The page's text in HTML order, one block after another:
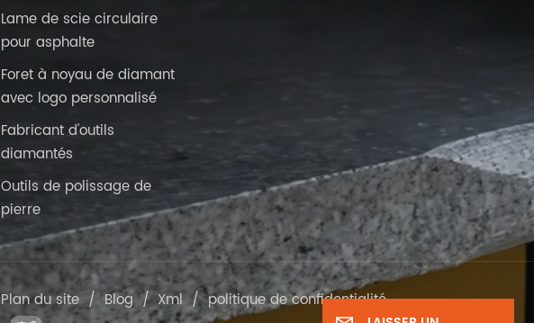
Lame de scie circulaire
pour asphalte
Foret à noyau de diamant
avec logo personnalisé
Fabricant d'outils
diamantés
Outils de polissage de
pierre
Plan du site /Blog/ Xml / politique de confidentialité